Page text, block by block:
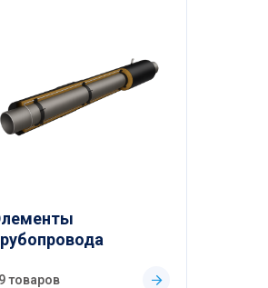
товаров